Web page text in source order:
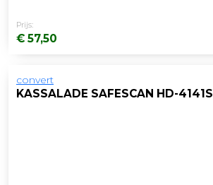
Prijs:
€ 57,50
convert
KASSALADE SAFESCAN HD-4141S